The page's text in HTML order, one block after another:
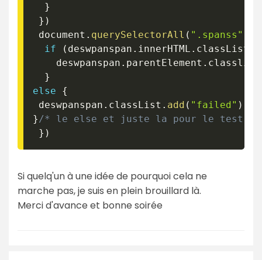
}
} )
document . querySelectorAll ( ".spanss"
if
( deswpanspan . innerHTML . classList
    deswpanspan
. parentElement . classlist
}
else
{
deswpanspan . classList . add ( "failed" )
} /* le else et juste la pour le test
} )
Si quelq'un à une idée de pourquoi cela ne
marche pas, je suis en plein brouillard là.
Merci d'avance et bonne soirée